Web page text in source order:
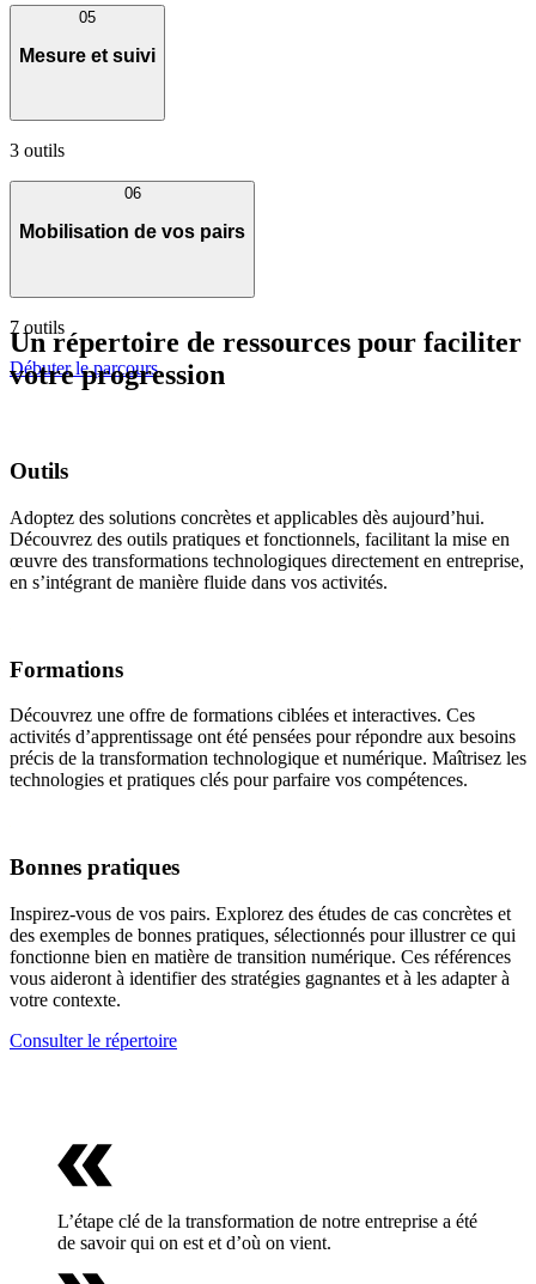
05
Mesure et suivi
3 outils
06
Mobilisation de vos pairs
7 outils
Débuter le parcours
Un répertoire de ressources pour faciliter
votre progression
Outils
Adoptez des solutions concrètes et applicables dès aujourd’hui.
Découvrez des outils pratiques et fonctionnels, facilitant la mise en
œuvre des transformations technologiques directement en entreprise,
en s’intégrant de manière fluide dans vos activités.
Formations
Découvrez une offre de formations ciblées et interactives. Ces
activités d’apprentissage ont été pensées pour répondre aux besoins
précis de la transformation technologique et numérique. Maîtrisez les
technologies et pratiques clés pour parfaire vos compétences.
Bonnes pratiques
Inspirez-vous de vos pairs. Explorez des études de cas concrètes et
des exemples de bonnes pratiques, sélectionnés pour illustrer ce qui
fonctionne bien en matière de transition numérique. Ces références
vous aideront à identifier des stratégies gagnantes et à les adapter à
votre contexte.
Consulter le répertoire
L’étape clé de la transformation de notre entreprise a été
de savoir qui on est et d’où on vient.